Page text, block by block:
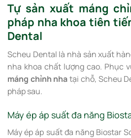
Tự sản xuất máng
pháp nha khoa tiên
Dental
Scheu Dental là nhà sản xuất
nha khoa chất lượng cao. Phục
máng chỉnh nhatại chỗ, Scheu
pháp sau.
Máy ép áp suất đa năng
Máy ép áp suất đa năng Biostar